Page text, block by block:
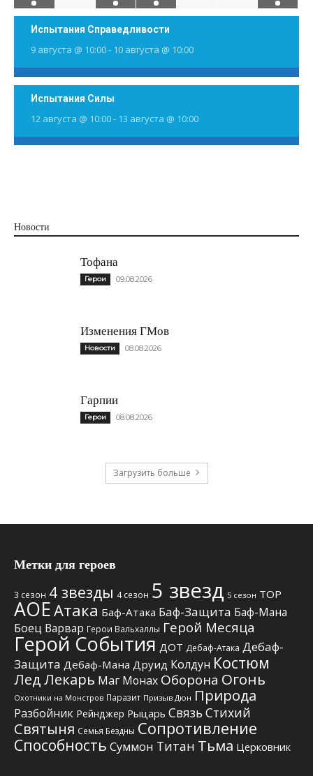
Испытания Справедливости
9 августа @ 10:00- 10 августа @ 10:00
Испытания Силы
12 августа @ 10:00- 13 августа @ 10:00
Новости
Тофана
Герои 09.08.2026
Изменения ГМов
Новости 08.08.2026
Гарпии
Герои 08.08.2026
Загрузить больше
Метки для героев
3 сезон 4 звезды 4 сезон 5 звезд 5 сезон TOP
АОЕАтака Баф-Атака Баф-Защита Баф-Мана
Боец Варвар Герои Вальхаллы Герой Месяца
Герой События ДОТ Дебаф-Атака Дебаф-
Защита Дебаф-Мана Друид Колдун Костюм
ЛедЛекарь Маг Монах Оборона Огонь
Охотники на Монстров Паразит Призыв Дюн Природа
Разбойник Рейнджер Рыцарь Связь Стихий
Святыня Семья Бездны Сопротивление
Способность Суммон Титан Тьма Церковник